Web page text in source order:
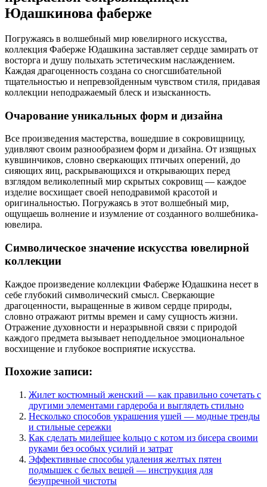
Юдашкинова фаберже
Погружаясь в волшебный мир ювелирного искусства,
коллекция Фаберже Юдашкина заставляет сердце замирать от
восторга и душу полыхать эстетическим наслаждением.
Каждая драгоценность создана со сногсшибательной
тщательностью и непревзойденным чувством стиля, придавая
коллекции неподражаемый блеск и изысканность.
Очарование уникальных форм и дизайна
Все произведения мастерства, вошедшие в сокровищницу,
удивляют своим разнообразием форм и дизайна. От изящных
кувшинчиков, словно сверкающих птичьих оперений, до
сияющих яиц, раскрывающихся и открывающих перед
взглядом великолепный мир скрытых сокровищ — каждое
изделие восхищает своей неподравимой красотой и
оригинальностью. Погружаясь в этот волшебный мир,
ощущаешь волнение и изумление от созданного волшебника-
ювелира.
Символическое значение искусства ювелирной
коллекции
Каждое произведение коллекции Фаберже Юдашкина несет в
себе глубокий символический смысл. Сверкающие
драгоценности, выращенные в живом сердце природы,
словно отражают ритмы времен и саму сущность жизни.
Отражение духовности и неразрывной связи с природой
каждого предмета вызывает неподдельное эмоциональное
восхищение и глубокое восприятие искусства.
Похожие записи:
Жилет костюмный женский — как правильно сочетать с
другими элементами гардероба и выглядеть стильно
Несколько способов украшения ушей — модные тренды
и стильные сережки
Как сделать милейшее kольцо с котом из бисера своими
руками без особых усилий и затрат
Эффективные способы удаления желтых пятен
подмышек с белых вещей — инструкция для
безупречной чистоты